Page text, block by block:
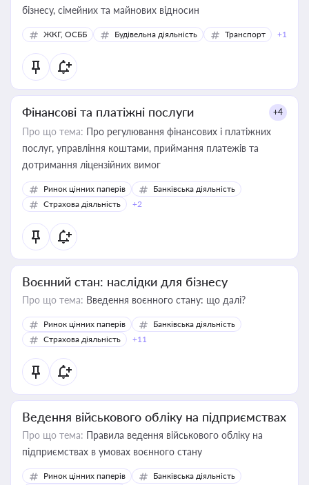
бізнесу, сімейних та майнових відносин
ЖКГ, ОСББ Будівельна діяльність Транспорт +1
Фінансові та платіжні послуги +4
Про що тема: Про регулювання фінансових і платіжних
послуг, управління коштами, приймання платежів та
дотримання ліцензійних вимог
Ринок цінних паперів
Банківська діяльність
Страхова діяльність
+2
Воєнний стан: наслідки для бізнесу
Про що тема: Введення воєнного стану: що далі?
Ринок цінних паперів
Банківська діяльність
Страхова діяльність
+11
Ведення військового обліку на підприємствах
Про що тема: Правила ведення військового обліку на
підприємствах в умовах воєнного стану
Ринок цінних паперів
Банківська діяльність